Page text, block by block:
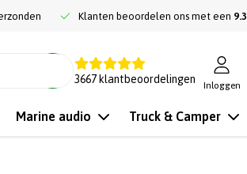
Klanten beoordelen ons met een 9.3
3667 klantbeoordelingen
Inloggen
Marine audio Truck & Camper